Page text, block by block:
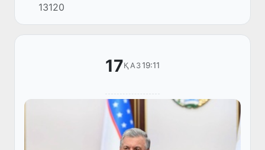
мен алдағы жылға арналған міндеттерге
арналған кеңес өткізді.
13120
17ҚАЗ19:11